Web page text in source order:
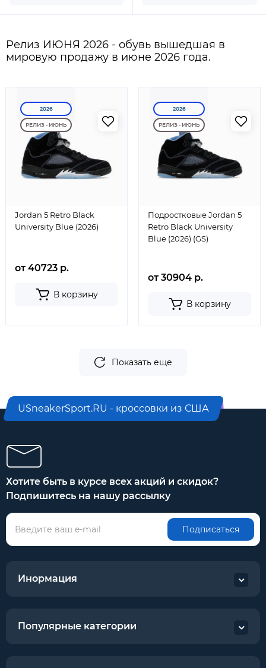
Релиз ИЮНЯ 2026 - обувь вышедшая в
мировую продажу в июне 2026 года.
2026
РЕЛИЗ - ИЮНЬ
Jordan 5 Retro Black
University Blue (2026)
от 40723 р.
В корзину
2026
РЕЛИЗ - ИЮНЬ
Подростковые Jordan 5
Retro Black University
Blue (2026) (GS)
от 30904 р.
В корзину
Показать еще
USneakerSport.RU - кроссовки из США
Хотите быть в курсе всех акций и скидок?
Подпишитесь на нашу рассылку
Подписаться
Инормация
Популярные категории